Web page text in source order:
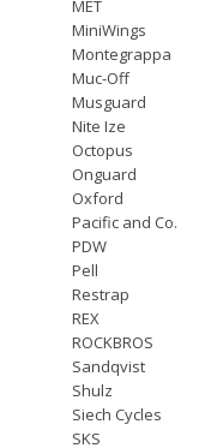
MET
MiniWings
Montegrappa
Muc-Off
Musguard
Nite Ize
Octopus
Onguard
Oxford
Pacific and Co.
PDW
Pell
Restrap
REX
ROCKBROS
Sandqvist
Shulz
Siech Cycles
SKS